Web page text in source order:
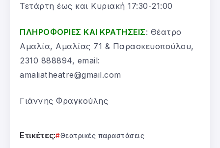
Τετάρτη έως και Κυριακή 17:30-21:00
ΠΛΗΡΟΦΟΡΙΕΣ ΚΑΙ ΚΡΑΤΗΣΕΙΣ: Θέατρο
Αμαλία, Αμαλίας 71 & Παρασκευοπούλου,
2310 888894, email:
amaliatheatre@gmail.com
Γιάννης Φραγκούλης
Ετικέτες: Θεατρικές παραστάσεις